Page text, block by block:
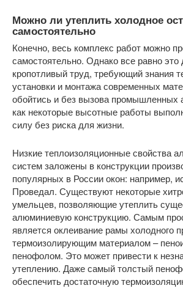
Можно ли утеплить холодное
самостоятельно
Конечно, весь комплекс работ можно
самостоятельно. Однако все равно это
кропотливый труд, требующий знания
установки и монтажа современных
обойтись и без вызова промышленных
как некоторые высотные работы
силу без риска для жизни.
Низкие теплоизоляционные свойства
систем заложены в конструкции
популярных в России окон: например,
Проведал. Существуют некоторые
умельцев, позволяющие утеплить
алюминиевую конструкцию. Самым
является оклеивание рамы холодного
термоизолирующим материалом –
пенофолом. Это может привести к
утеплению. Даже самый толстый
обеспечить достаточную